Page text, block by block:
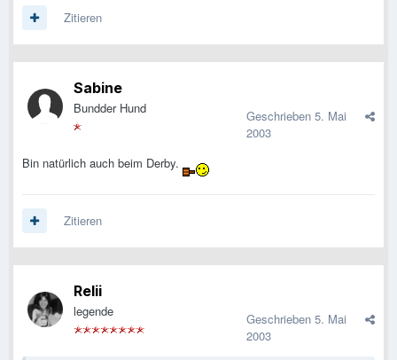
Zitieren
Sabine
Bundder Hund Geschrieben 5. Mai
2003
Bin natürlich auch beim Derby.
Zitieren
Relii
legende Geschrieben 5. Mai
2003